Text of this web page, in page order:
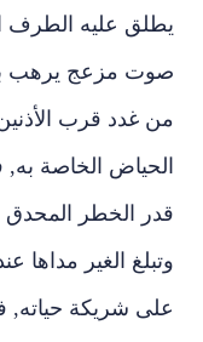
يطلق عليه الطرف
صوت مزعج يرهب
من غدد قرب
الحياض الخاصة
قدر الخطر المحدق
وتبلغ الغير مداها
على شريكة حياته,